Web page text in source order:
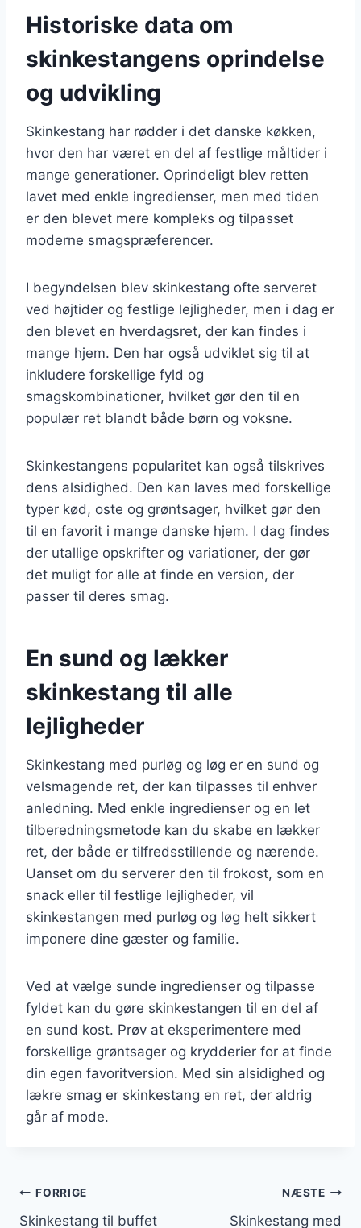
Historiske data om
skinkestangens oprindelse
og udvikling
Skinkestang har rødder i det danske køkken,
hvor den har været en del af festlige måltider i
mange generationer. Oprindeligt blev retten
lavet med enkle ingredienser, men med tiden
er den blevet mere kompleks og tilpasset
moderne smagspræferencer.
I begyndelsen blev skinkestang ofte serveret
ved højtider og festlige lejligheder, men i dag er
den blevet en hverdagsret, der kan findes i
mange hjem. Den har også udviklet sig til at
inkludere forskellige fyld og
smagskombinationer, hvilket gør den til en
populær ret blandt både børn og voksne.
Skinkestangens popularitet kan også tilskrives
dens alsidighed. Den kan laves med forskellige
typer kød, oste og grøntsager, hvilket gør den
til en favorit i mange danske hjem. I dag findes
der utallige opskrifter og variationer, der gør
det muligt for alle at finde en version, der
passer til deres smag.
En sund og lækker
skinkestang til alle
lejligheder
Skinkestang med purløg og løg er en sund og
velsmagende ret, der kan tilpasses til enhver
anledning. Med enkle ingredienser og en let
tilberedningsmetode kan du skabe en lækker
ret, der både er tilfredsstillende og nærende.
Uanset om du serverer den til frokost, som en
snack eller til festlige lejligheder, vil
skinkestangen med purløg og løg helt sikkert
imponere dine gæster og familie.
Ved at vælge sunde ingredienser og tilpasse
fyldet kan du gøre skinkestangen til en del af
en sund kost. Prøv at eksperimentere med
forskellige grøntsager og krydderier for at finde
din egen favoritversion. Med sin alsidighed og
lækre smag er skinkestang en ret, der aldrig
går af mode.
Indlægsnavigation
FORRIGE
Skinkestang til buffet
NÆSTE
Skinkestang med